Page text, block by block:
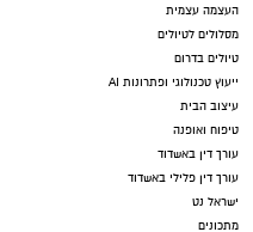
העצמה עצמית
מסלולים לטיולים
טיולים בדרום
ייעוץ טכנולוגי ופתרונות AI
עיצוב הבית
טיפוח ואופנה
עורך דין באשדוד
עורך דין פלילי באשדוד
ישראל נט
מתכונים